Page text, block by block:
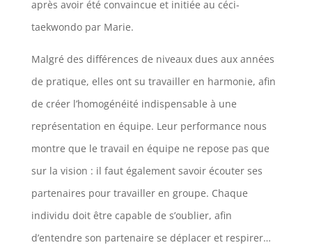
après avoir été convaincue et initiée au céci-
taekwondo par Marie.
Malgré des différences de niveaux dues aux années
de pratique, elles ont su travailler en harmonie, afin
de créer l’homogénéité indispensable à une
représentation en équipe. Leur performance nous
montre que le travail en équipe ne repose pas que
sur la vision : il faut également savoir écouter ses
partenaires pour travailler en groupe. Chaque
individu doit être capable de s’oublier, afin
d’entendre son partenaire se déplacer et respirer…